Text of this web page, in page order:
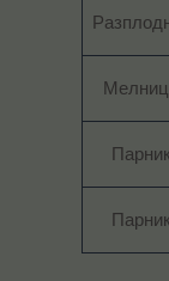
Парник​
Парник​